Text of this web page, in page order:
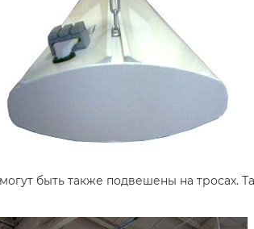
быть также подвешены на тросах.